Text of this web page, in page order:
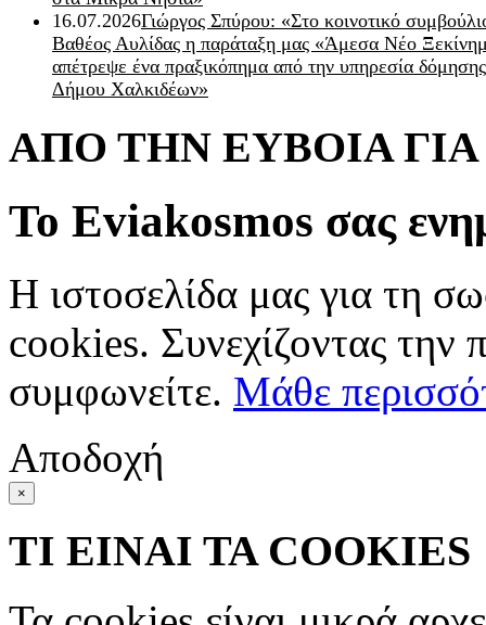
16.07.2026Γιώργος Σπύρου: «Στο κοινοτικό
Βαθέος Αυλίδας η παράταξη μας «Άμεσα Νέο
απέτρεψε ένα πραξικόπημα από την υπηρεσία
Δήμου Χαλκιδέων»
ΑΠΟ ΤΗΝ ΕΥΒΟΙΑ
Το Eviakosmos σας
Η ιστοσελίδα μας για τη
cookies. Συνεχίζοντας την
συμφωνείτε. Μάθε
Αποδοχή
×
ΤΙ ΕΙΝΑΙ ΤΑ COOKIES